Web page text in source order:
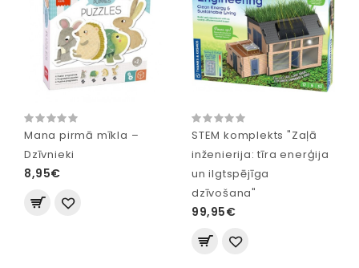
Mana pirmā mīkla –
Dzīvnieki
8,95€
STEM komplekts "Zaļā
inženierija: tīra enerģija
un ilgtspējīga
dzīvošana"
99,95€